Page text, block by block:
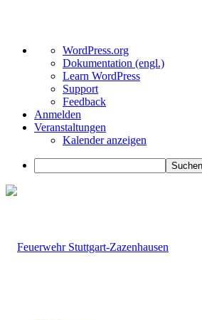
Über
WordPress
WordPress.org
Dokumentation (engl.)
Learn WordPress
Support
Feedback
Anmelden
Veranstaltungen
Kalender anzeigen
Suchen